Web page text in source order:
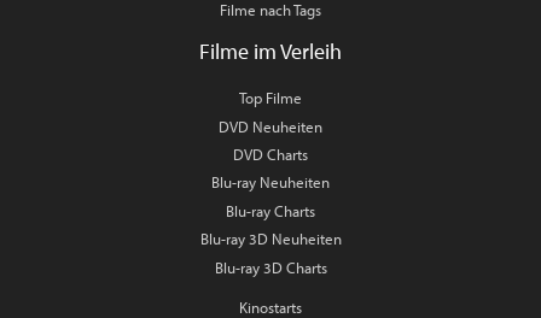
Filme nach Tags
Filme im Verleih
Top Filme
DVD Neuheiten
DVD Charts
Blu-ray Neuheiten
Blu-ray Charts
Blu-ray 3D Neuheiten
Blu-ray 3D Charts
Kinostarts